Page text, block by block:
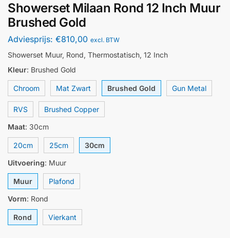
Showerset Milaan Rond 12 Inch Muur
Brushed Gold
Adviesprijs: €810,00 excl. BTW
Showerset Muur, Rond, Thermostatisch, 12 Inch
Kleur: Brushed Gold
Chroom Mat Zwart Brushed Gold Gun Metal
RVS
Brushed Copper
Maat: 30cm
20cm 25cm
30cm
Uitvoering: Muur
Muur
Plafond
Vorm: Rond
Rond Vierkant